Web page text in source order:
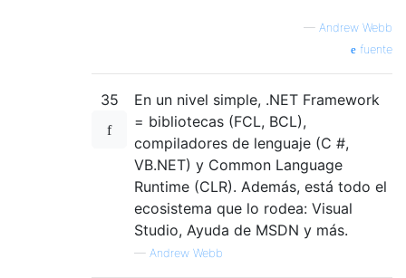
— Andrew Webb
fuente
35
En un nivel simple, .NET Framework
= bibliotecas (FCL, BCL),
compiladores de lenguaje (C #,
VB.NET) y Common Language
Runtime (CLR). Además, está todo el
ecosistema que lo rodea: Visual
Studio, Ayuda de MSDN y más.
— Andrew Webb